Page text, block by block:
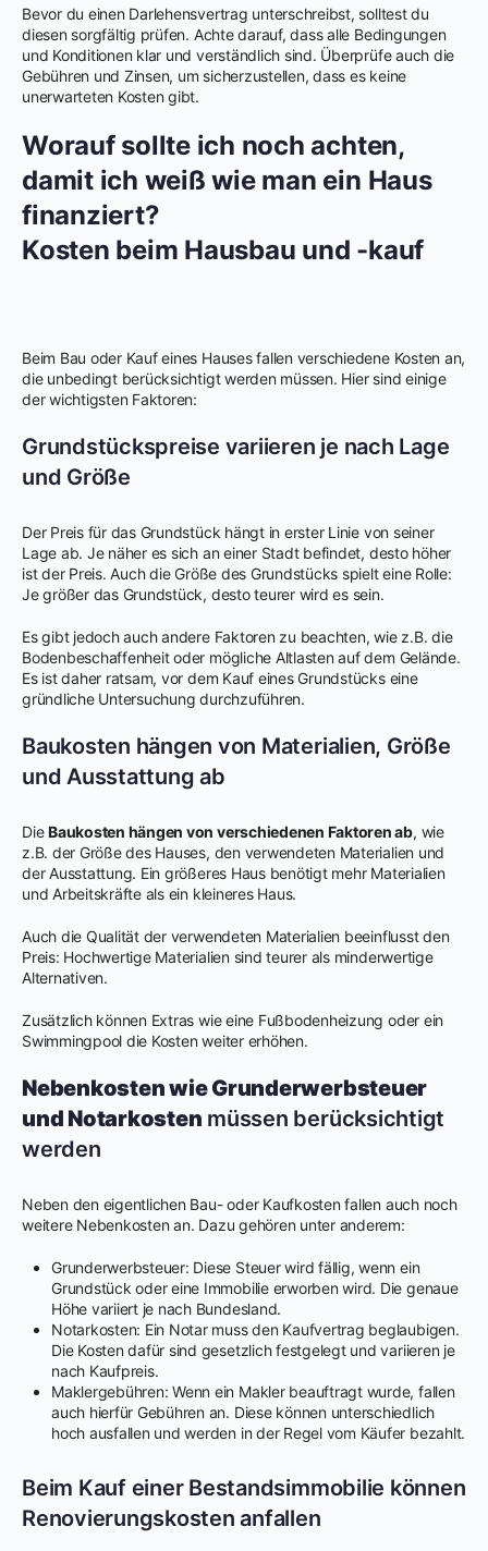
Bevor du einen Darlehensvertrag unterschreibst, solltest du
diesen sorgfältig prüfen. Achte darauf, dass alle Bedingungen
und Konditionen klar und verständlich sind. Überprüfe auch die
Gebühren und Zinsen, um sicherzustellen, dass es keine
unerwarteten Kosten gibt.
Worauf sollte ich noch achten,
damit ich weiß wie man ein Haus
finanziert?
Kosten beim Hausbau und -kauf
Beim Bau oder Kauf eines Hauses fallen verschiedene Kosten an,
die unbedingt berücksichtigt werden müssen. Hier sind einige
der wichtigsten Faktoren:
Grundstückspreise variieren je nach Lage
und Größe
Der Preis für das Grundstück hängt in erster Linie von seiner
Lage ab. Je näher es sich an einer Stadt befindet, desto höher
ist der Preis. Auch die Größe des Grundstücks spielt eine Rolle:
Je größer das Grundstück, desto teurer wird es sein.
Es gibt jedoch auch andere Faktoren zu beachten, wie z.B. die
Bodenbeschaffenheit oder mögliche Altlasten auf dem Gelände.
Es ist daher ratsam, vor dem Kauf eines Grundstücks eine
gründliche Untersuchung durchzuführen.
Baukosten hängen von Materialien, Größe
und Ausstattung ab
DieBaukosten hängen von verschiedenen Faktoren ab, wie
z.B. der Größe des Hauses, den verwendeten Materialien und
der Ausstattung. Ein größeres Haus benötigt mehr Materialien
und Arbeitskräfte als ein kleineres Haus.
Auch die Qualität der verwendeten Materialien beeinflusst den
Preis: Hochwertige Materialien sind teurer als minderwertige
Alternativen.
Zusätzlich können Extras wie eine Fußbodenheizung oder ein
Swimmingpool die Kosten weiter erhöhen.
Nebenkosten wie Grunderwerbsteuer
und Notarkosten müssen berücksichtigt
werden
Neben den eigentlichen Bau- oder Kaufkosten fallen auch noch
weitere Nebenkosten an. Dazu gehören unter anderem:
Grunderwerbsteuer: Diese Steuer wird fällig, wenn ein
Grundstück oder eine Immobilie erworben wird. Die genaue
Höhe variiert je nach Bundesland.
Notarkosten: Ein Notar muss den Kaufvertrag beglaubigen.
Die Kosten dafür sind gesetzlich festgelegt und variieren je
nach Kaufpreis.
Maklergebühren: Wenn ein Makler beauftragt wurde, fallen
auch hierfür Gebühren an. Diese können unterschiedlich
hoch ausfallen und werden in der Regel vom Käufer bezahlt.
Beim Kauf einer Bestandsimmobilie können
Renovierungskosten anfallen